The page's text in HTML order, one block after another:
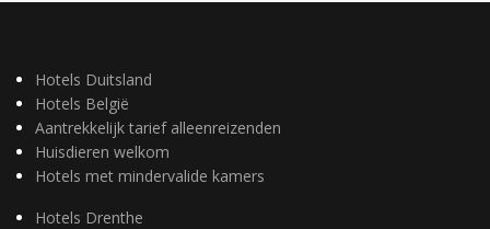
Hotels Duitsland
Hotels België
Aantrekkelijk tarief alleenreizenden
Huisdieren welkom
Hotels met mindervalide kamers
Hotels Drenthe